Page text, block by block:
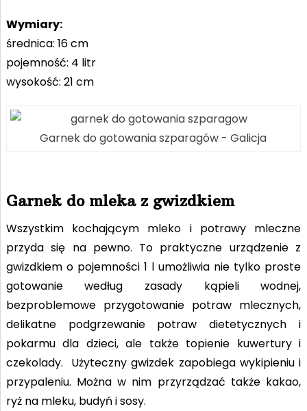
Wymiary:
średnica: 16 cm
pojemność: 4 litr
wysokość: 21 cm
Garnek do gotowania szparagów - Galicja
Garnek do mleka z gwizdkiem
Wszystkim kochającym mleko i potrawy mleczne
przyda się na pewno. To praktyczne urządzenie z
gwizdkiem o pojemności 1 l umożliwia nie tylko proste
gotowanie według zasady kąpieli wodnej,
bezproblemowe przygotowanie potraw mlecznych,
delikatne podgrzewanie potraw dietetycznych i
pokarmu dla dzieci, ale także topienie kuwertury i
czekolady. Użyteczny gwizdek zapobiega wykipieniu i
przypaleniu. Można w nim przyrządzać także kakao,
ryż na mleku, budyń i sosy.